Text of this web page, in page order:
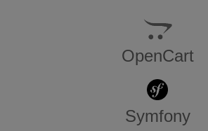
OpenCart
Symfony